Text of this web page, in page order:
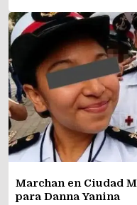
Marchan en Ciudad
para Danna Yanina